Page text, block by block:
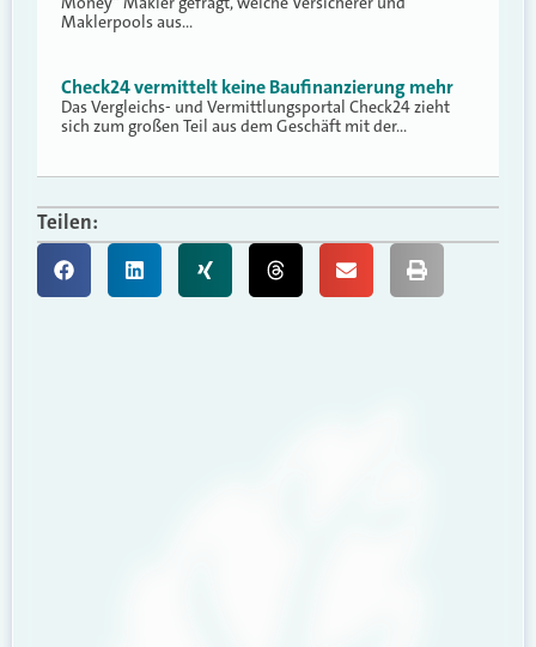
Maklerpools aus…
Check24 vermittelt keine Baufinanzierung mehr
Das Vergleichs- und Vermittlungsportal Check24 zieht
sich zum großen Teil aus dem Geschäft mit der…
Teilen: